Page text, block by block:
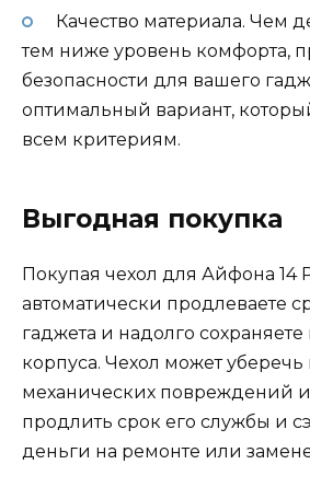
Качество материала. Чем
тем ниже уровень комфорта,
безопасности для вашего
оптимальный вариант,
всем критериям.
Выгодная покупка
Покупая чехол для Айфона 14
автоматически продлеваете
гаджета и надолго
корпуса. Чехол может
механических повреждений
продлить срок его службы и
деньги на ремонте или замене